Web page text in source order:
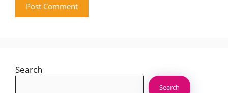
Search
Search